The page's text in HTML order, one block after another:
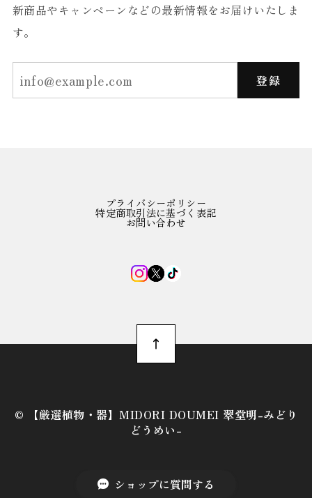
新商品やキャンペーンなどの最新情報をお届けいたしま
す。
登録
プライバシーポリシー
特定商取引法に基づく表記
お問い合わせ
©︎ 【厳選植物・器】MIDORI DOUMEI 翠堂明-みどり
どうめい-
ショップに質問する